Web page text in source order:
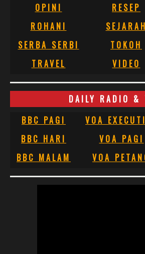
OPINI
RESEP
ROHANI
SEJARAH
SERBA SERBI
TOKOH
TRAVEL
VIDEO
DAILY RADIO &
BBC PAGI
VOA
BBC HARI
VOA PAGI
BBC MALAM
VOA